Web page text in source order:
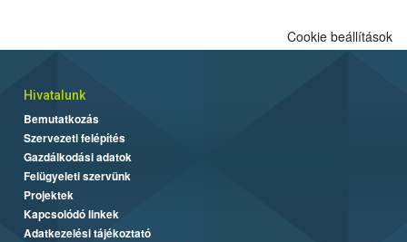
Cookie beállítások
Hivatalunk
Bemutatkozás
Szervezeti felépítés
Gazdálkodási adatok
Felügyeleti szervünk
Projektek
Kapcsolódó linkek
Adatkezelési tájékoztató